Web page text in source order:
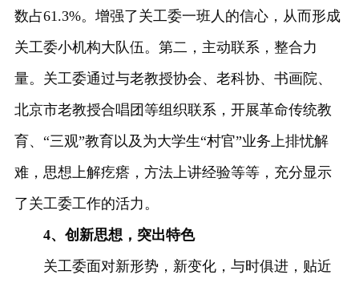
数占61.3%。增强了关工委一班人的信心，从而形成
关工委小机构大队伍。第二，主动联系，整合力
量。关工委通过与老教授协会、老科协、书画院、
北京市老教授合唱团等组织联系，开展革命传统教
育、“三观”教育以及为大学生“村官”业务上排忧解
难，思想上解疙瘩，方法上讲经验等等，充分显示
了关工委工作的活力。
4、创新思想，突出特色
关工委面对新形势，新变化，与时俱进，贴近